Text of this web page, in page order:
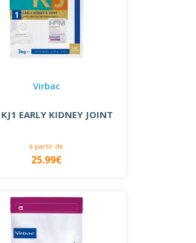
Virbac
EARLY KIDNEY JOINT
à partir de
25.99€